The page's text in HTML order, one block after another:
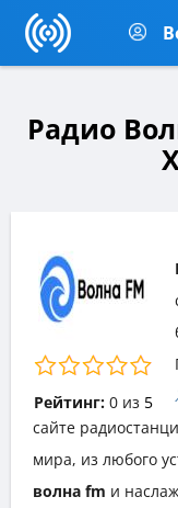
Радио
Рейтинг: 0из 5
сайте
мира, из любого
волна fm и